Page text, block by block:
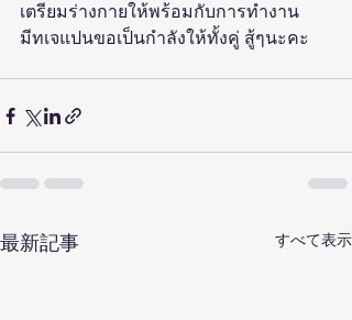
เตรียมร่างกายให้พร้อมกับการทำงาน
มีทเจแปนขอเป็นกำลังให้ทั้งคู่ สู้ๆนะคะ
最新記事 すべて表示